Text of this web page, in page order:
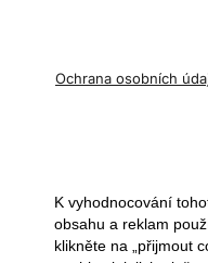
Ochrana osobních
K vyhodnocování
obsahu a reklam
klikněte na „přijmout